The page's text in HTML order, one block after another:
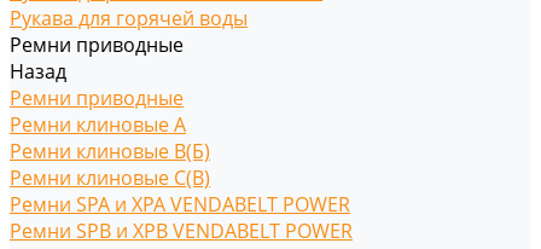
Рукава для горячей воды
Ремни приводные
Назад
Ремни приводные
Ремни клиновые A
Ремни клиновые В(Б)
Ремни клиновые С(B)
Ремни SPA и XPA VENDABELT POWER
Ремни SPB и XPB VENDABELT POWER